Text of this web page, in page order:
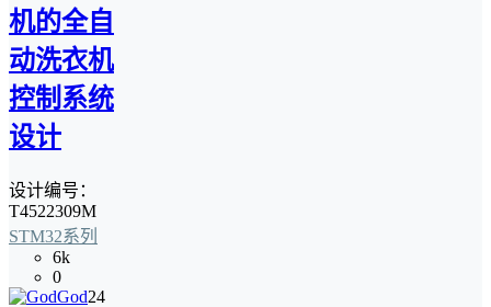
机的全自
动洗衣机
控制系统
设计
设计编号：
T4522309M
STM32系列
6k
0
God24